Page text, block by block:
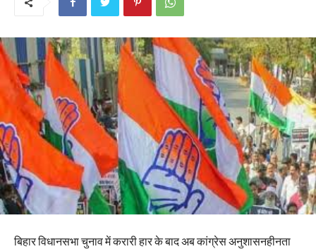
बिहार विधानसभा चुनाव में करारी हार के बाद अब कांग्रेस अनुशासनहीनता